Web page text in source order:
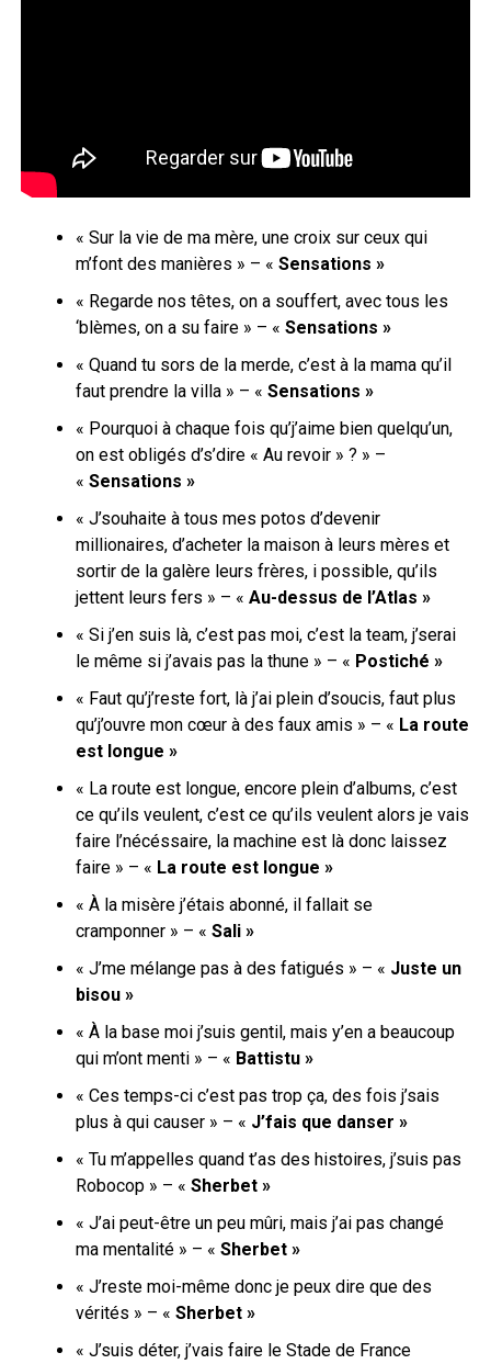
« Sur la vie de ma mère, une croix sur ceux qui
m’font des manières » – « Sensations »
« Regarde nos têtes, on a souffert, avec tous les
‘blèmes, on a su faire » – « Sensations »
« Quand tu sors de la merde, c’est à la mama qu’il
faut prendre la villa » – « Sensations »
« Pourquoi à chaque fois qu’j’aime bien quelqu’un,
on est obligés d’s’dire « Au revoir » ? » –
« Sensations »
« J’souhaite à tous mes potos d’devenir
millionaires, d’acheter la maison à leurs mères et
sortir de la galère leurs frères, i possible, qu’ils
jettent leurs fers » – « Au-dessus de l’Atlas »
« Si j’en suis là, c’est pas moi, c’est la team, j’serai
le même si j’avais pas la thune » – « Postiché »
« Faut qu’j’reste fort, là j’ai plein d’soucis, faut plus
qu’j’ouvre mon cœur à des faux amis » – « La route
est longue »
« La route est longue, encore plein d’albums, c’est
ce qu’ils veulent, c’est ce qu’ils veulent alors je vais
faire l’nécéssaire, la machine est là donc laissez
faire » – « La route est longue »
« À la misère j’étais abonné, il fallait se
cramponner » – « Sali »
« J’me mélange pas à des fatigués » – « Juste un
bisou »
« À la base moi j’suis gentil, mais y’en a beaucoup
qui m’ont menti » – « Battistu »
« Ces temps-ci c’est pas trop ça, des fois j’sais
plus à qui causer » – « J’fais que danser »
« Tu m’appelles quand t’as des histoires, j’suis pas
Robocop » – « Sherbet »
« J’ai peut-être un peu mûri, mais j’ai pas changé
ma mentalité » – « Sherbet »
« J’reste moi-même donc je peux dire que des
vérités » – « Sherbet »
« J’suis déter, j’vais faire le Stade de France